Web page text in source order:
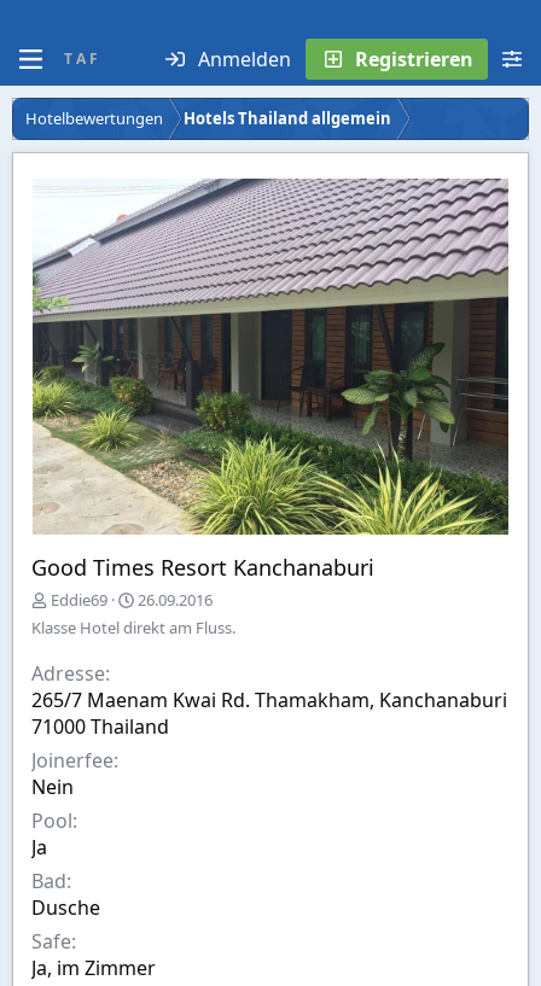
T A F Anmelden Registrieren
Hotelbewertungen Hotels Thailand allgemein
Good Times Resort Kanchanaburi
E
r
t
e
l
t
v
o
n
Eddie69
A
u
h
l
26.09.2016
Klasse Hotel direkt am Fluss.
Adresse
265/7 Maenam Kwai Rd. Thamakham, Kanchanaburi
71000 Thailand
Joinerfee
Nein
Pool
Ja
Bad
Dusche
Safe
Ja, im Zimmer